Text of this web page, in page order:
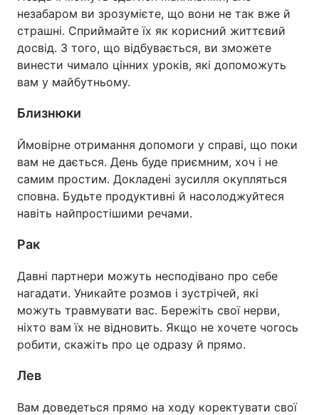
Тема оформлення
незабаром ви зрозумієте, що вони не так вже й
страшні. Сприймайте їх як корисний життєвий
досвід. З того, що відбувається, ви зможете
винести чимало цінних уроків, які допоможуть
вам у майбутньому.
Близнюки
Ймовірне отримання допомоги у справі, що поки
вам не дається. День буде приємним, хоч і не
самим простим. Докладені зусилля окупляться
сповна. Будьте продуктивні й насолоджуйтеся
навіть найпростішими речами.
Рак
Давні партнери можуть несподівано про себе
нагадати. Уникайте розмов і зустрічей, які
можуть травмувати вас. Бережіть свої нерви,
ніхто вам їх не відновить. Якщо не хочете чогось
робити, скажіть про це одразу й прямо.
Лев
Вам доведеться прямо на ходу коректувати свої